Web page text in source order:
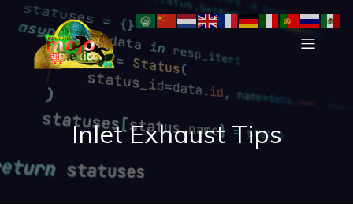
Inlet Exhaust Tips